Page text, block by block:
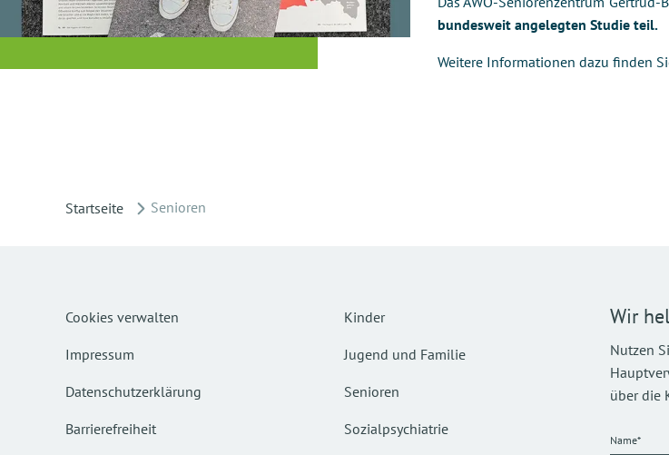
bundesweit angelegten Studie teil.
Weitere Informationen dazu finden
Startseite Senioren
Cookies verwalten
Impressum
Datenschutzerklärung
Barrierefreiheit
Kinder
Jugend und Familie
Senioren
Sozialpsychiatrie
Wir
Nutzen
über die
Name*